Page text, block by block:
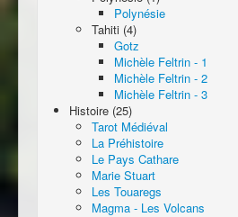
Polynésie
Tahiti (4)
Gotz
Michèle Feltrin - 1
Michèle Feltrin - 2
Michèle Feltrin - 3
Histoire (25)
Tarot Médiéval
La Préhistoire
Le Pays Cathare
Marie Stuart
Les Touaregs
Magma - Les Volcans